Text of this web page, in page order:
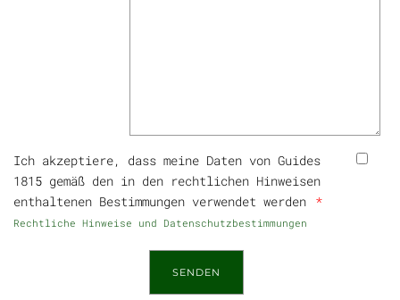
Ich akzeptiere, dass meine Daten von Guides
1815 gemäß den in den rechtlichen Hinweisen
enthaltenen Bestimmungen verwendet werden
Rechtliche Hinweise und Datenschutzbestimmungen